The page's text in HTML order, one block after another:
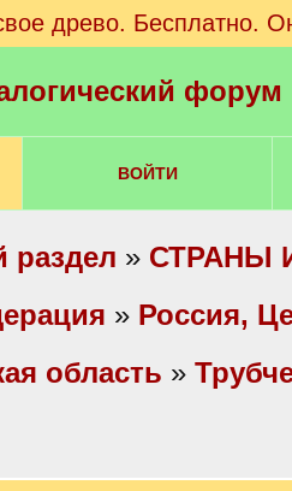
древо. Бесплатно.
ВОЙТИ
раздел » СТРАНЫ
» Россия,
область »